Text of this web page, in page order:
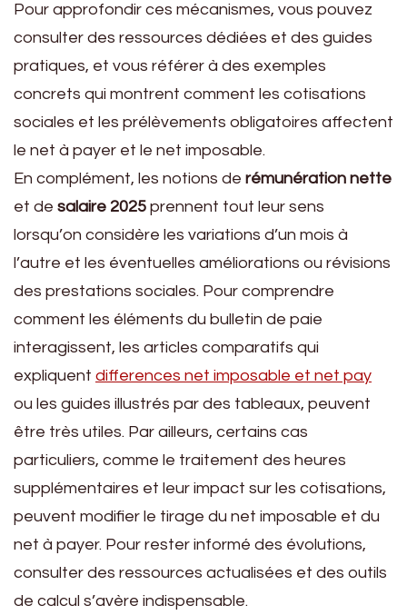
Pour approfondir ces mécanismes, vous pouvez
consulter des ressources dédiées et des guides
pratiques, et vous référer à des exemples
concrets qui montrent comment les cotisations
sociales et les prélèvements obligatoires affectent
le net à payer et le net imposable.
En complément, les notions de rémunération nette
et de salaire 2025 prennent tout leur sens
lorsqu’on considère les variations d’un mois à
l’autre et les éventuelles améliorations ou révisions
des prestations sociales. Pour comprendre
comment les éléments du bulletin de paie
interagissent, les articles comparatifs qui
expliquent differences net imposable et net pay
ou les guides illustrés par des tableaux, peuvent
être très utiles. Par ailleurs, certains cas
particuliers, comme le traitement des heures
supplémentaires et leur impact sur les cotisations,
peuvent modifier le tirage du net imposable et du
net à payer. Pour rester informé des évolutions,
consulter des ressources actualisées et des outils
de calcul s’avère indispensable.